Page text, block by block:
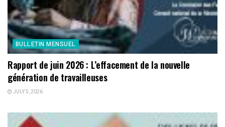
BULLETIN MENSUEL
Rapport de juin 2026 : L’effacement de la nouvelle
génération de travailleuses
JULY 5, 2026